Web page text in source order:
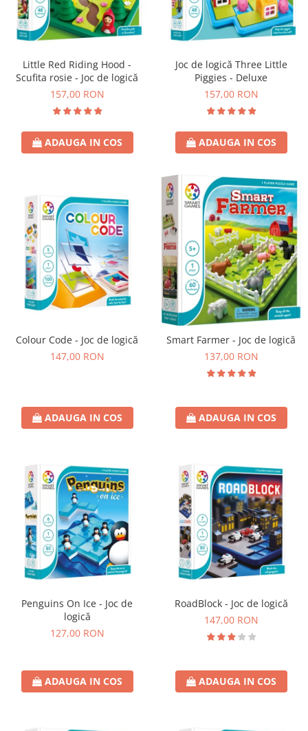
Little Red Riding Hood -
Scufita rosie - Joc de logică
157,00 RON
ADAUGA IN COS
Joc de logică Three Little
Piggies - Deluxe
157,00 RON
ADAUGA IN COS
Colour Code - Joc de logică
147,00 RON
ADAUGA IN COS
Smart Farmer - Joc de logică
137,00 RON
ADAUGA IN COS
Penguins On Ice - Joc de
logică
127,00 RON
ADAUGA IN COS
RoadBlock - Joc de logică
147,00 RON
ADAUGA IN COS